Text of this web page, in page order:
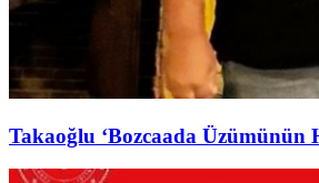
Takaoğlu ‘Bozcaada Üzümünün